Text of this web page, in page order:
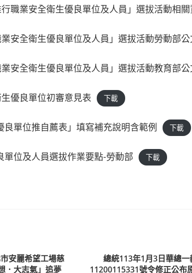
職業安全衛生優良單位及人員」選拔活動相
安全衛生優良單位及人員」選拔活動勞動部
安全衛生優良單位及人員」選拔活動教育部
優良單位初審意見表 下載
良單位推自薦表」填寫補充說明含範例 下載
單位及人員選拔作業要點-勞動部 下載
安麗希望工場慈
．大志氣」追夢
總統113年1月3日華總一
11200115331號令修正公布